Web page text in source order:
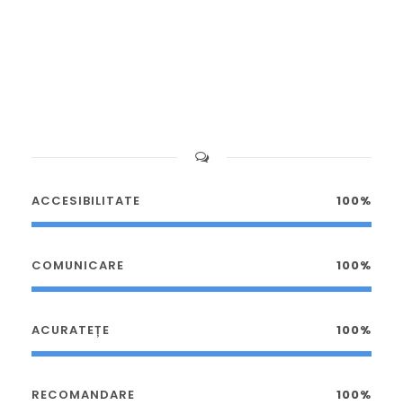
ACCESIBILITATE 100%
COMUNICARE 100%
ACURATEȚE 100%
RECOMANDARE 100%